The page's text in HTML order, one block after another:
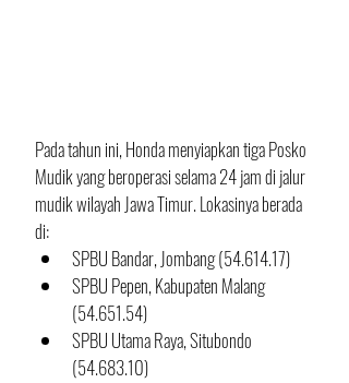
Pada tahun ini, Honda menyiapkan tiga Posko
Mudik yang beroperasi selama 24 jam di jalur
mudik wilayah Jawa Timur. Lokasinya berada
di:
SPBU Bandar, Jombang (54.614.17)
SPBU Pepen, Kabupaten Malang
(54.651.54)
SPBU Utama Raya, Situbondo
(54.683.10)